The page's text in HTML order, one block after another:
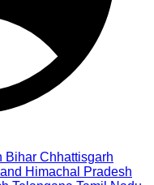
Bihar Chhattisgarh
Himachal Pradesh